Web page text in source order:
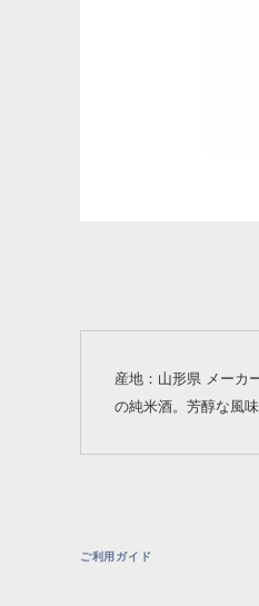
産地：山形県 メーカ
の純米酒。芳醇な風
ご利用ガイド